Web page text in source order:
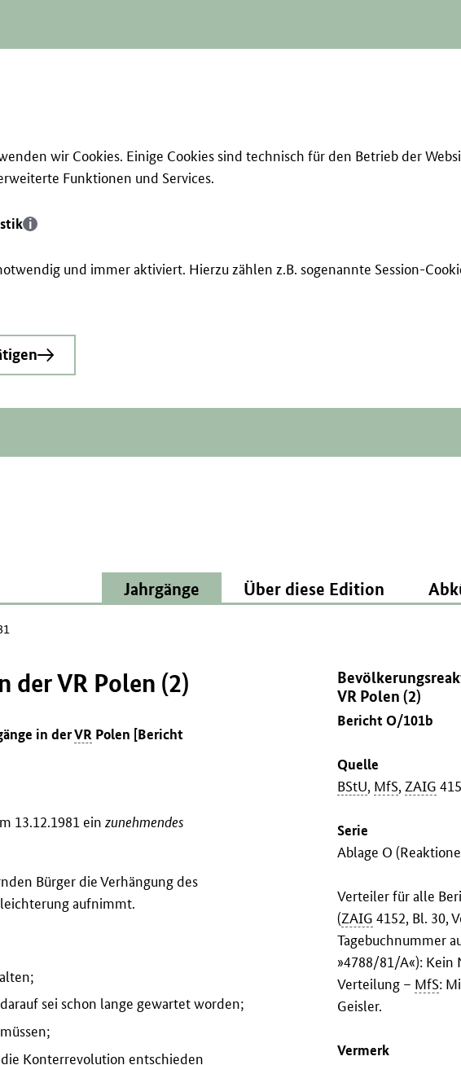
wir Cookies. Einige Cookies sind technisch für den Betrieb der
Funktionen und Services.
und immer aktiviert. Hierzu zählen z.B. sogenannte Session-
Jahrgänge Über diese Edition
VR Polen (2)
Bericht O/101b
Quelle
BStU, MfS,ZAIG
Serie
Ablage O
Verteiler für alle
(ZAIG 4152, Bl. 30,
Tagebuchnummer
»4788/81/A«): Kein
Verteilung – MfS:
Geisler.
Vermerk
der VR Polen (2)
in derVR Polen [Bericht
13.12.1981 einzunehmendes
Bürger die Verhängung des
aufnimmt.
sei schon lange gewartet worden;
Konterrevolution entschieden